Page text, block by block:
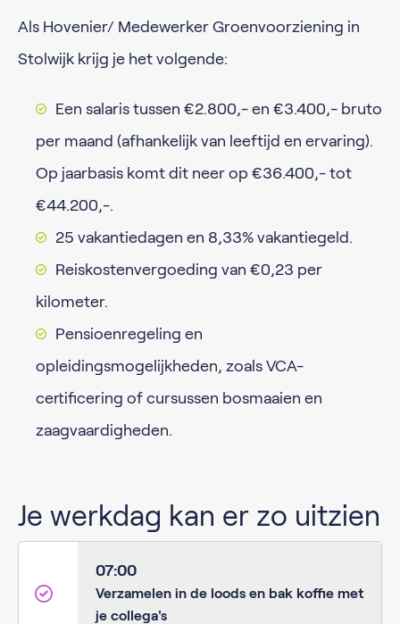
Als Hovenier/ Medewerker Groenvoorziening in
Stolwijk krijg je het volgende:
Een salaris tussen €2.800,- en €3.400,- bruto
per maand (afhankelijk van leeftijd en ervaring).
Op jaarbasis komt dit neer op €36.400,- tot
€44.200,-.
25 vakantiedagen en 8,33% vakantiegeld.
Reiskostenvergoeding van €0,23 per
kilometer.
Pensioenregeling en
opleidingsmogelijkheden, zoals VCA-
certificering of cursussen bosmaaien en
zaagvaardigheden.
Je werkdag kan er zo uitzien
07:00
Verzamelen in de loods en bak koffie met
je collega's